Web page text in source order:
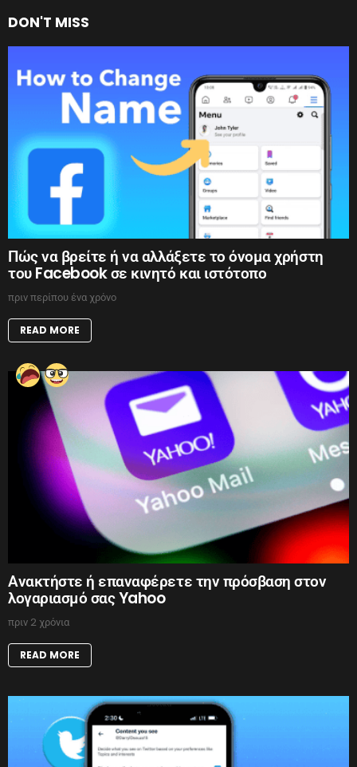
DON'T MISS
Πώς να βρείτε ή να αλλάξετε το όνομα χρήστη
του Facebook σε κινητό και ιστότοπο
πριν περίπου ένα χρόνο
READ MORE
Ανακτήστε ή επαναφέρετε την πρόσβαση στον
λογαριασμό σας Yahoo
πριν 2 χρόνια
READ MORE